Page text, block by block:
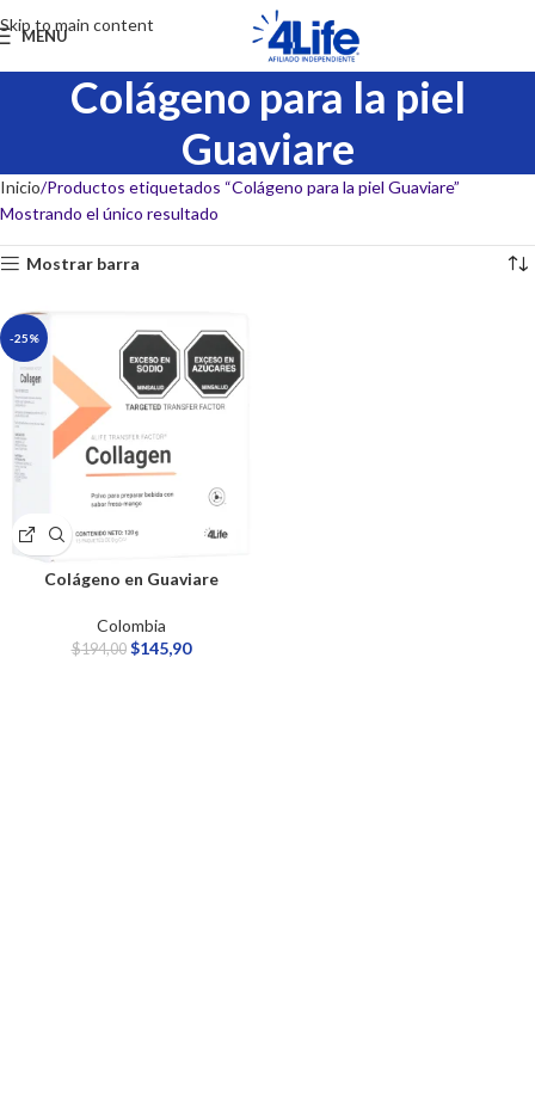
Skip to main content
MENU
Colágeno para la piel
Guaviare
Inicio Productos etiquetados “Colágeno para la piel Guaviare”
Mostrando el único resultado
Mostrar barra
-25%
Colágeno​ en Guaviare
Colombia
$194,00 $145,90